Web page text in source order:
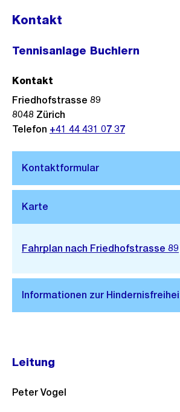
Kontakt
Tennisanlage Buchlern
Stadtplan 3D
Externer
Fahrplan nach Friedhofstrasse 89
Kontakt
Friedhofstrasse 89
8048 Zürich
Telefon +41 44 431 07 37
Leitung
Peter Vogel